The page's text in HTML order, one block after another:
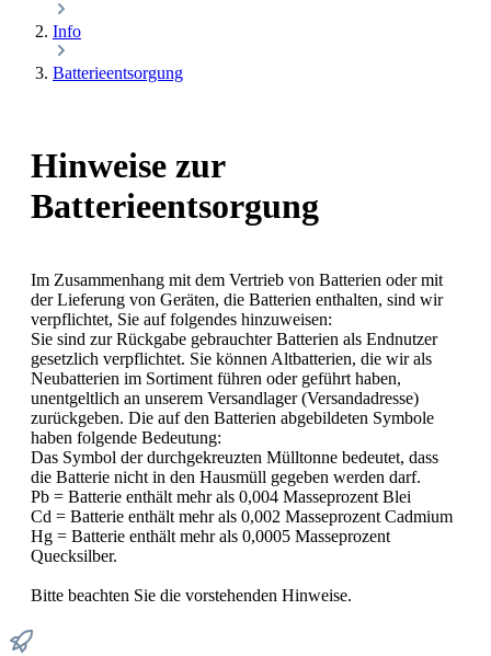
Info
Batterieentsorgung
Hinweise zur
Batterieentsorgung
Im Zusammenhang mit dem Vertrieb von Batterien oder mit
der Lieferung von Geräten, die Batterien enthalten, sind wir
verpflichtet, Sie auf folgendes hinzuweisen:
Sie sind zur Rückgabe gebrauchter Batterien als Endnutzer
gesetzlich verpflichtet. Sie können Altbatterien, die wir als
Neubatterien im Sortiment führen oder geführt haben,
unentgeltlich an unserem Versandlager (Versandadresse)
zurückgeben. Die auf den Batterien abgebildeten Symbole
haben folgende Bedeutung:
Das Symbol der durchgekreuzten Mülltonne bedeutet, dass
die Batterie nicht in den Hausmüll gegeben werden darf.
Pb = Batterie enthält mehr als 0,004 Masseprozent Blei
Cd = Batterie enthält mehr als 0,002 Masseprozent Cadmium
Hg = Batterie enthält mehr als 0,0005 Masseprozent
Quecksilber.
Bitte beachten Sie die vorstehenden Hinweise.